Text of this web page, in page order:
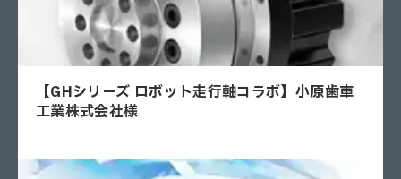
【GHシリーズ ロボット走行軸コラボ】小原歯車
工業株式会社様